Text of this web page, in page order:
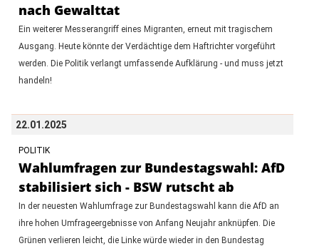
nach Gewalttat
Ein weiterer Messerangriff eines Migranten, erneut mit tragischem
Ausgang. Heute könnte der Verdächtige dem Haftrichter vorgeführt
werden. Die Politik verlangt umfassende Aufklärung - und muss jetzt
handeln!
22.01.2025
POLITIK
Wahlumfragen zur Bundestagswahl: AfD
stabilisiert sich - BSW rutscht ab
In der neuesten Wahlumfrage zur Bundestagswahl kann die AfD an
ihre hohen Umfrageergebnisse von Anfang Neujahr anknüpfen. Die
Grünen verlieren leicht, die Linke würde wieder in den Bundestag